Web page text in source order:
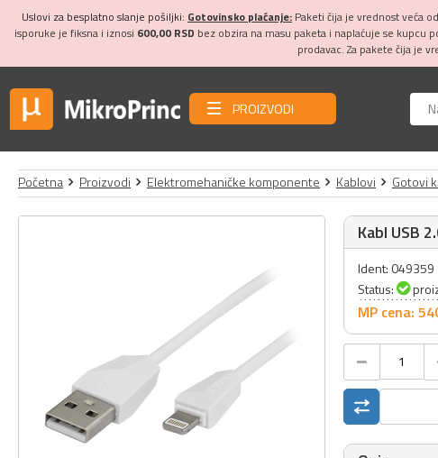
Uslovi za besplatno slanje pošiljki: Gotovinsko plaćanje: Paketi čija je vrednost veća od
isporuke je fiksna i iznosi 600,00 RSD bez obzira na masu paketa i naplaćuje se kupcu
prodavac. Za pakete čija je
PROIZVODI
Početna Proizvodi Elektromehaničke komponente Kablovi Gotovi
Kabl USB
Ident: 049359
Status:
MP cena: